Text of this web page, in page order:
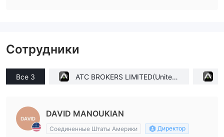
Сотрудники
Все 3
ATC BROKERS LIMITED(United
DAVID MANOUKIAN
Соединенные Штаты Америки Директор